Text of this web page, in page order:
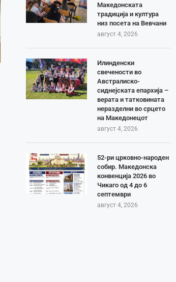
Македонската
традиција и култура
низ посета на Вевчани
август 4, 2026
Илинденски
свечености во
Австралиско-
сиднејската епархија –
верата и татковината
неразделни во срцето
на Македонецот
август 4, 2026
52-ри црковно-народен
собир. Македонска
конвенција 2026 во
Чикаго од 4 до 6
септември
август 4, 2026